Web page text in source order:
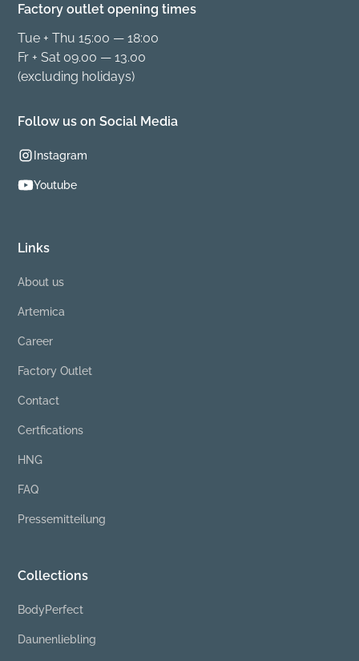
Factory outlet opening times
Tue + Thu 15:00 — 18:00
Fr + Sat 09.00 — 13.00
(excluding holidays)
Follow us on Social Media
Instagram
Youtube
Links
About us
Artemica
Career
Factory Outlet
Contact
Certfications
HNG
FAQ
Pressemitteilung
Collections
BodyPerfect
Daunenliebling